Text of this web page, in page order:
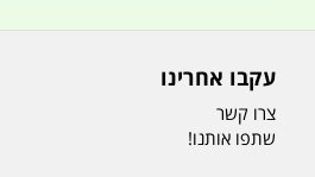
עקבו אחרינו
צרו קשר
שתפו אותנו!